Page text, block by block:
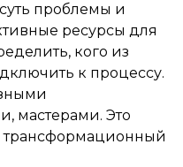
проблемы и
ресурсы для
кого из
к процессу.
мастерами. Это
трансформационный